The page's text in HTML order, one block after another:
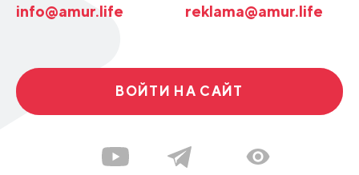
info@amur.life reklama@amur.life
ВОЙТИ НА САЙТ